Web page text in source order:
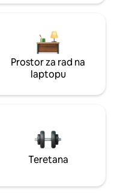
Prostor za rad na
laptopu
Teretana